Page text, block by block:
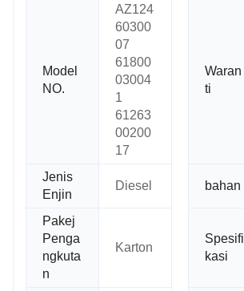
Model
NO.
AZ124
60300
07
61800
03004
1
61263
00200
17
Waran
ti
Jenis
Enjin
Diesel bahan
Pakej
Penga
ngkuta
n
Karton
Spesifi
kasi